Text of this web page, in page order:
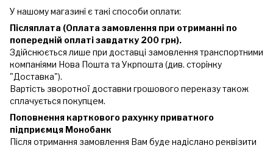
У нашому магазині є такі способи оплати:
Післяплата (Оплата замовлення при отриманні по
попередній оплаті завдатку 200 грн).
Здійснюється лише при доставці замовлення транспортними
компаніями Нова Пошта та Укрпошта (див. сторінку
"Доставка").
Вартість зворотної доставки грошового переказу також
сплачується покупцем.
Поповнення карткового рахунку приватного
підприємця Монобанк
Після отримання замовлення Вам буде надіслано реквізити